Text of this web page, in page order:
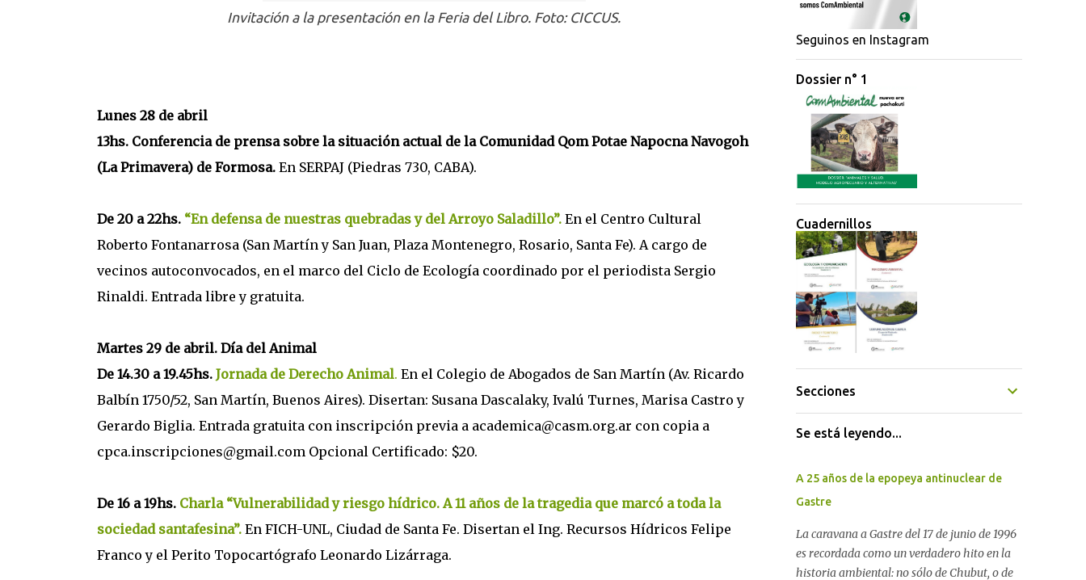
Invitación a la presentación en la Feria del Libro. Foto: CICCUS.
Lunes 28 de abril
13hs. Conferencia de prensa sobre la situación actual de la Comunidad Qom Potae Napocna Navogoh
(La Primavera) de Formosa.En SERPAJ (Piedras 730, CABA).
De 20 a 22hs. “En defensa de nuestras quebradas y del Arroyo Saladillo”.En el Centro Cultural
Roberto Fontanarrosa (San Martín y San Juan, Plaza Montenegro, Rosario, Santa Fe). A cargo de
vecinos autoconvocados, en el marco del Ciclo de Ecología coordinado por el periodista Sergio
Rinaldi. Entrada libre y gratuita.
Martes 29 de abril. Día del Animal
De 14.30 a 19.45hs. Jornada de Derecho Animal. En el Colegio de Abogados de San Martín (Av. Ricardo
Balbín 1750/52, San Martín, Buenos Aires). Disertan: Susana Dascalaky, Ivalú Turnes, Marisa Castro y
Gerardo Biglia. Entrada gratuita con inscripción previa a academica@casm.org.ar con copia a
cpca.inscripciones@gmail.com Opcional Certificado: $20.
De 16 a 19hs. Charla “Vulnerabilidad y riesgo hídrico. A 11 años de la tragedia que marcó a toda la
sociedad santafesina”.En FICH-UNL, Ciudad de Santa Fe. Disertan el Ing. Recursos Hídricos Felipe
Franco y el Perito Topocartógrafo Leonardo Lizárraga.
Seguinos en Instagram
Dossier n° 1
Cuadernillos
Secciones
Se está leyendo...
A 25 años de la epopeya antinuclear de
Gastre
La caravana a Gastre del 17 de junio de 1996
es recordada como un verdadero hito en la
historia ambiental: no sólo de Chubut, o de